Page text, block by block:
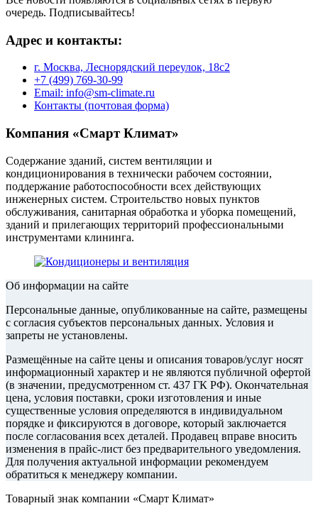
очередь. Подписывайтесь!
Адрес и контакты:
г. Москва, Леснорядский переулок, 18с2
+7 (499) 769-30-99
Email: info@sm-climate.ru
Контакты (почтовая форма)
Компания «Смарт Климат»
Содержание зданий, систем вентиляции и
кондиционирования в технически рабочем состоянии,
поддержание работоспособности всех действующих
инженерных систем. Строительство новых пунктов
обслуживания, санитарная обработка и уборка помещений,
зданий и прилегающих территорий профессиональными
инструментами клининга.
Об информации на сайте
Персональные данные, опубликованные на сайте, размещены
с согласия субъектов персональных данных. Условия и
запреты не установлены.
Размещённые на сайте цены и описания товаров/услуг носят
информационный характер и не являются публичной офертой
(в значении, предусмотренном ст. 437 ГК РФ). Окончательная
цена, условия поставки, сроки изготовления и иные
существенные условия определяются в индивидуальном
порядке и фиксируются в договоре, который заключается
после согласования всех деталей. Продавец вправе вносить
изменения в прайс‑лист без предварительного уведомления.
Для получения актуальной информации рекомендуем
обратиться к менеджеру компании.
Товарный знак компании «Смарт Климат»